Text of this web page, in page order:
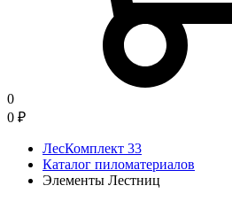
0
0 ₽
ЛесКомплект 33
Каталог пиломатериалов
Элементы Лестниц